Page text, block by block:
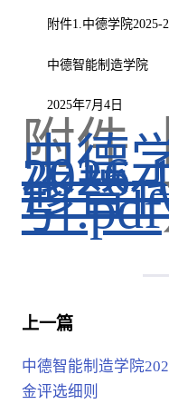
附件1.中德学院2025-
中德智能制造学院
2025年7月4日
附件
中德
2026-
修替
引.pdf
上一篇
中德智能制造学院
金评选细则